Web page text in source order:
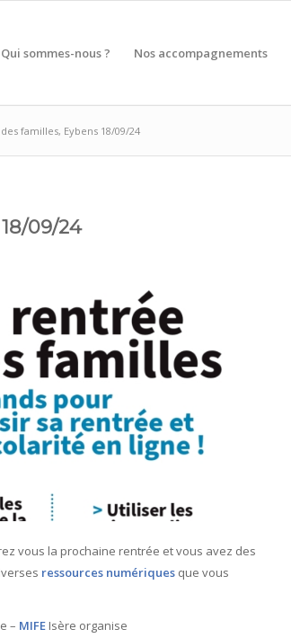
Qui sommes-nous ? Nos accompagnements
familles, Eybens 18/09/24
09/24
vous la prochaine rentrée et vous avez des
ressources numériques que vous
– MIFEIsère organise